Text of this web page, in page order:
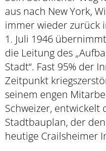
aus nach New York,
immer wieder zurück
1. Juli 1946
die Leitung des
Stadt“. Fast 95% der
Zeitpunkt
seinem engen
Schweizer,
Stadtbauplan, der
heutige Crailsheimer